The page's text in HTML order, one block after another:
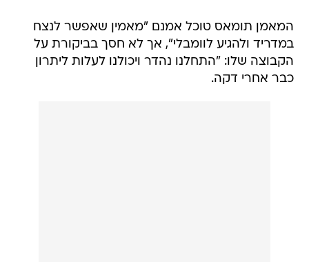
המאמן תומאס טוכל אמנם "מאמין שאפשר לנצח
במדריד ולהגיע לוומבלי", אך לא חסך בביקורת על
הקבוצה שלו: "התחלנו נהדר ויכולנו לעלות ליתרון
כבר אחרי דקה.